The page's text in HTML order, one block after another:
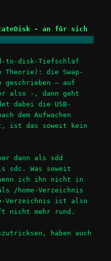
to-disk-Tiefschlaf
Theorie): die Swap-
– auf
also -, dann geht
dabei die USB-
dem Aufwachen
ist das soweit kein
dann als sdd
sdc. Was soweit
ich ihn nicht in
/home-Verzeichnis
Verzeichnis ist also
nicht mehr rund.
haben auch